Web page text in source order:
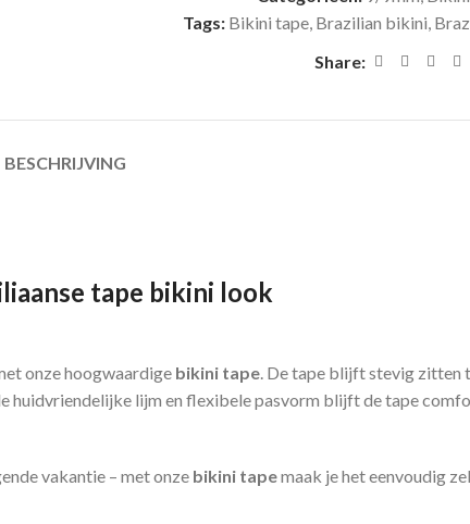
Tags: Bikini tape, Brazilian bikini,
Share:
BESCHRIJVING
tape bikini look
onze hoogwaardige bikini tape. De tape blijft stevig zitten
huidvriendelijke lijm en flexibele pasvorm blijft de tape
vakantie – met onze bikini tapemaak je het eenvoudig